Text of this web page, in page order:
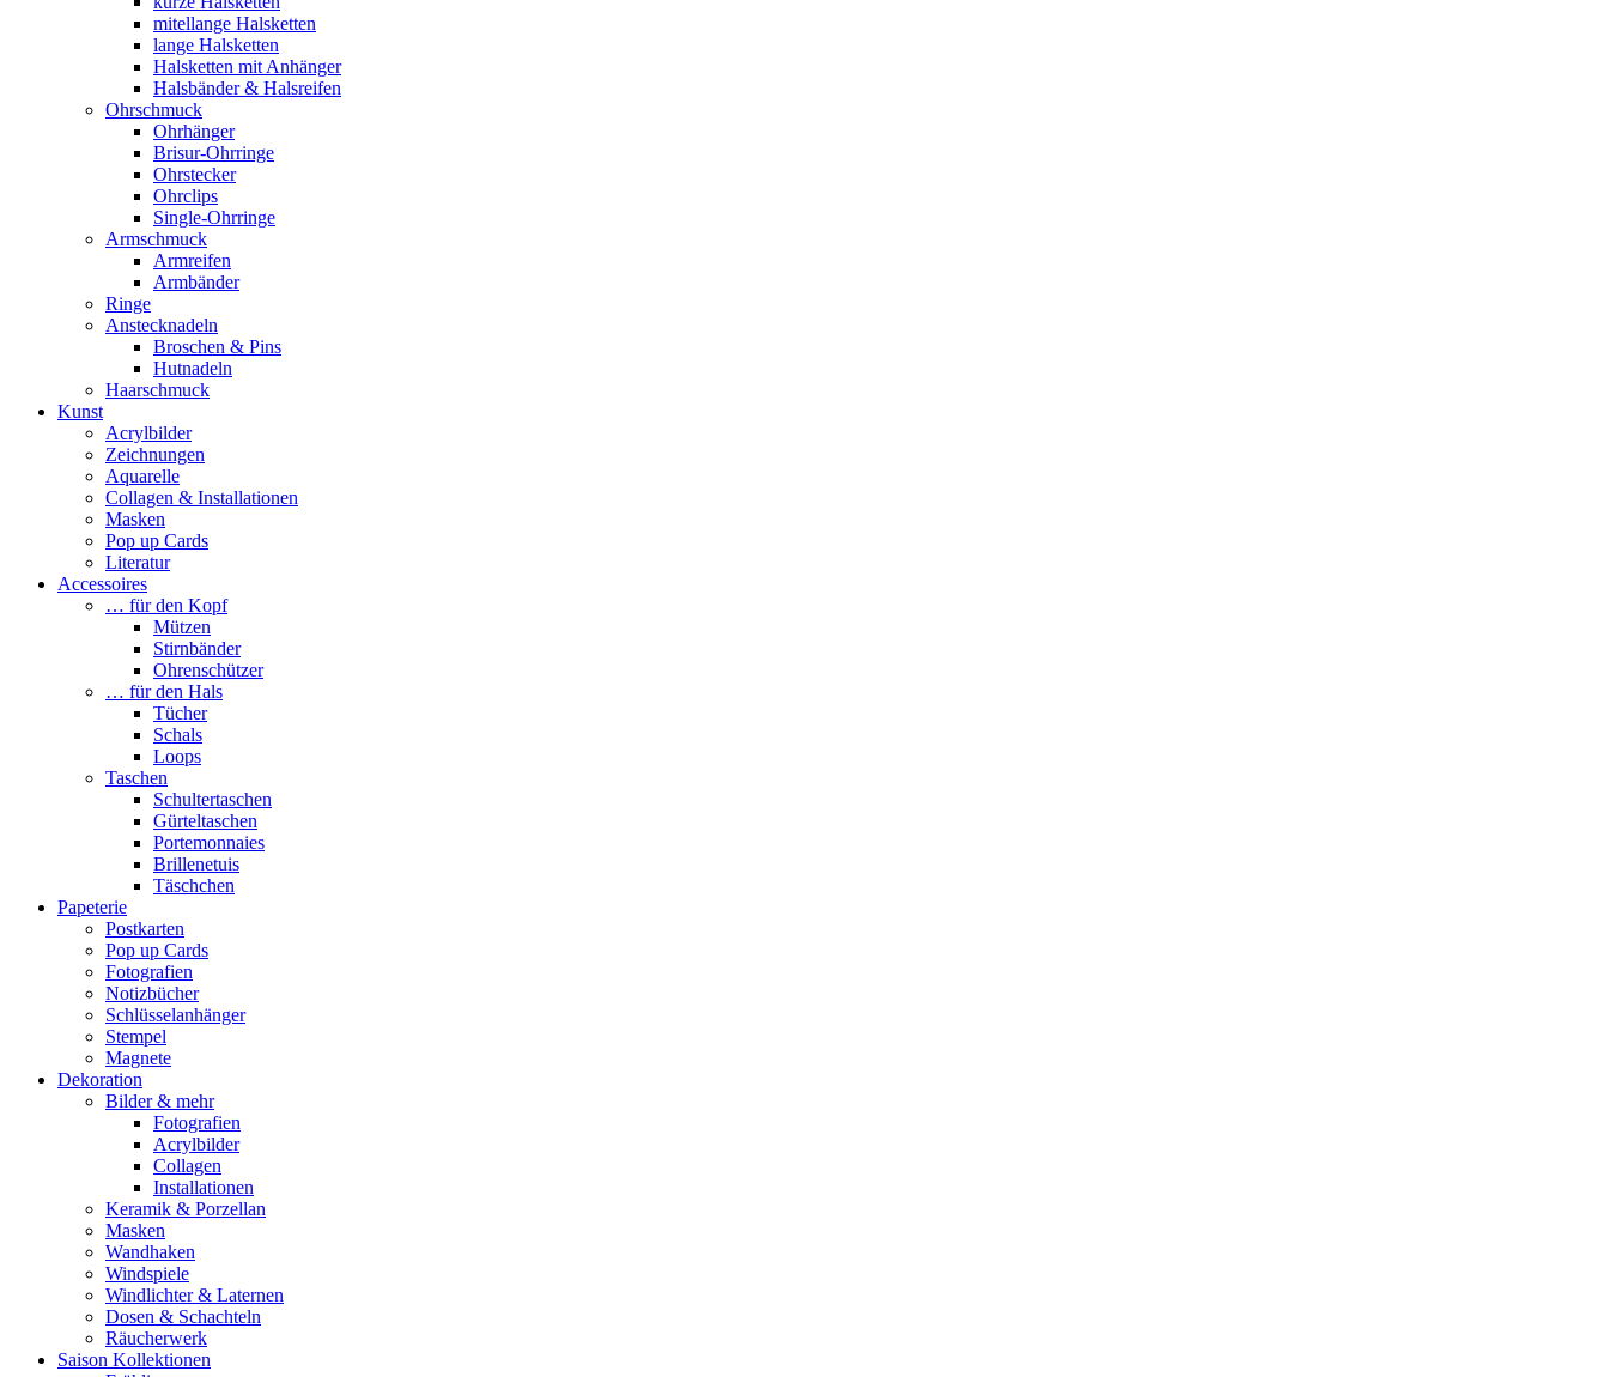
mitellange Halsketten
lange Halsketten
Halsketten mit Anhänger
Halsbänder & Halsreifen
Ohrschmuck
Ohrhänger
Brisur-Ohrringe
Ohrstecker
Ohrclips
Single-Ohrringe
Armschmuck
Armreifen
Armbänder
Ringe
Anstecknadeln
Broschen & Pins
Hutnadeln
Haarschmuck
Kunst
Acrylbilder
Zeichnungen
Aquarelle
Collagen & Installationen
Masken
Pop up Cards
Literatur
Accessoires
… für den Kopf
Mützen
Stirnbänder
Ohrenschützer
… für den Hals
Tücher
Schals
Loops
Taschen
Schultertaschen
Gürteltaschen
Portemonnaies
Brillenetuis
Täschchen
Papeterie
Postkarten
Pop up Cards
Fotografien
Notizbücher
Schlüsselanhänger
Stempel
Magnete
Dekoration
Bilder & mehr
Fotografien
Acrylbilder
Collagen
Installationen
Keramik & Porzellan
Masken
Wandhaken
Windspiele
Windlichter & Laternen
Dosen & Schachteln
Räucherwerk
Saison Kollektionen